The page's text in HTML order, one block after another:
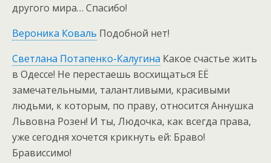
другого мира… Спасибо!
Вероника Коваль Подобной нет!
Светлана Потапенко-Калугина Какое счастье жить
в Одессе! Не перестаешь восхищаться ЕЁ
замечательными, талантливыми, красивыми
людьми, к которым, по праву, относится Аннушка
Львовна Розен! И ты, Людочка, как всегда права,
уже сегодня хочется крикнуть ей: Браво!
Брависсимо!